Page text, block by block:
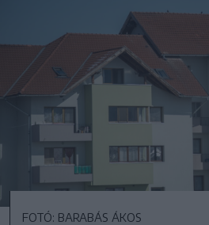
FOTÓ: BARABÁS ÁKOS